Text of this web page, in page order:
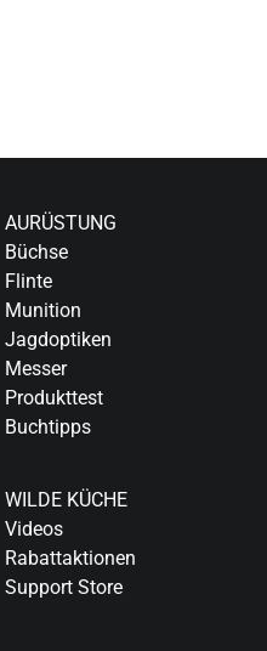
AURÜSTUNG
Büchse
Flinte
Munition
Jagdoptiken
Messer
Produkttest
Buchtipps
WILDE KÜCHE
Videos
Rabattaktionen
Support Store